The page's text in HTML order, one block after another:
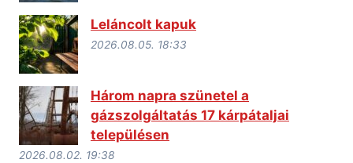
Leláncolt kapuk
2026.08.05. 18:33
Három napra szünetel a
gázszolgáltatás 17 kárpátaljai
településen
2026.08.02. 19:38